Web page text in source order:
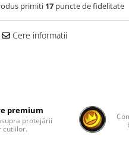
primiti 17 puncte de fidelitate
Cere informatii
premium
protejării
cutiilor.